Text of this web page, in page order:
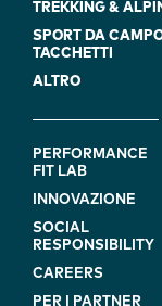
TREKKING &
SPORT DA
TACCHETTI
ALTRO
FOOTER
(ON
BLUE)
PERFORMANCE
FIT LAB
INNOVAZIONE
SOCIAL
RESPONSIBILITY
CAREERS
PER I PARTNER